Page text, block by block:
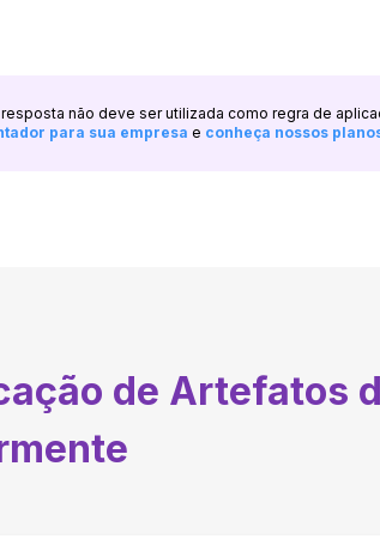
não deve ser utilizada como regra de
para sua empresa e conheça nossos
de Artefatos